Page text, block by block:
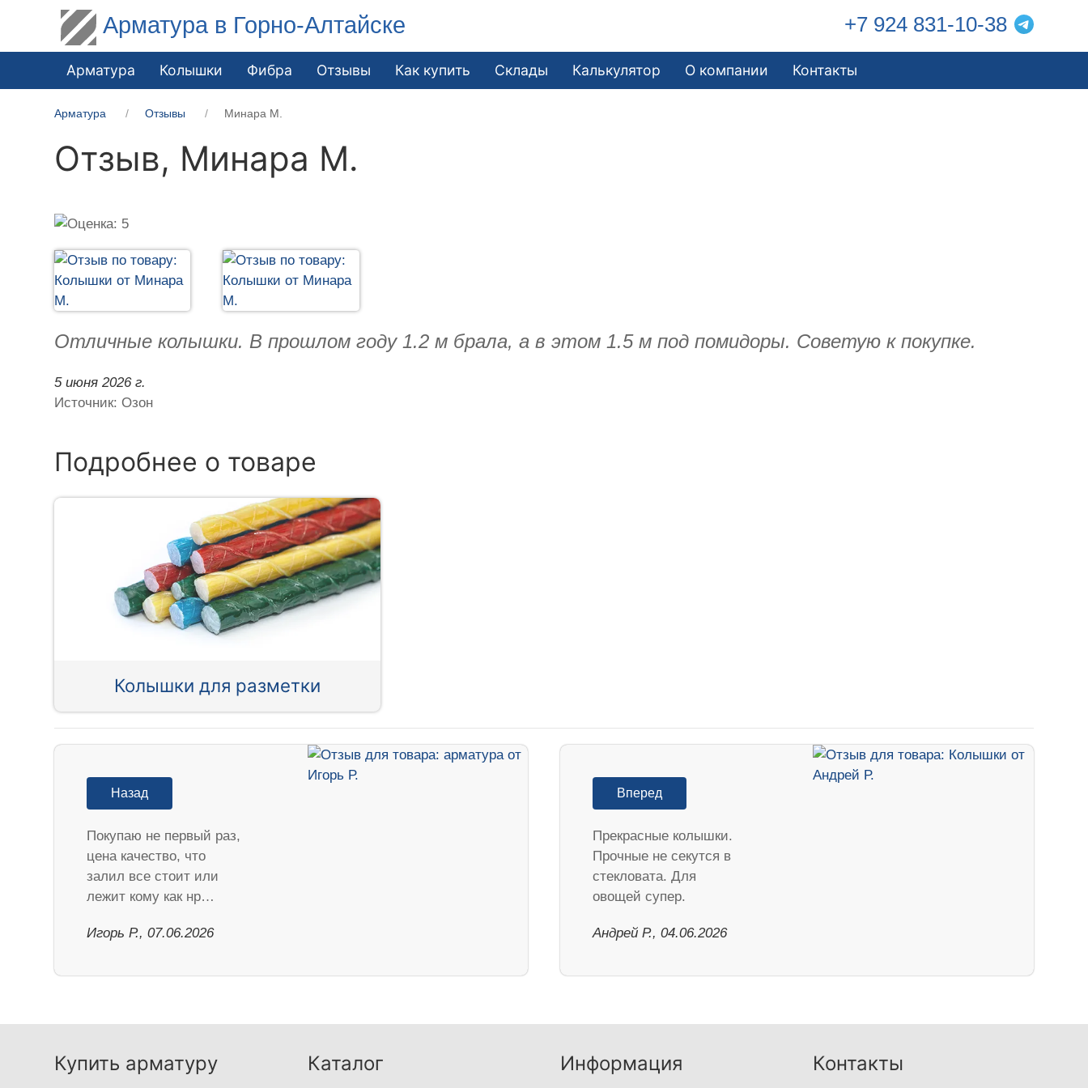
Арматура в Горно-Алтайске +7 924 831-10-38
Арматура Колышки Фибра Отзывы Как купить Склады Калькулятор О компании Контакты
Арматура Отзывы Минара М.
Отзыв, Минара М.
Отличные колышки. В прошлом году 1.2 м брала, а в этом 1.5 м под помидоры. Советую к покупке.
5 июня 2026 г.
Источник: Озон
Подробнее о товаре
Колышки для разметки
Назад
Покупаю не первый раз,
цена качество, что
залил все стоит или
лежит кому как нр…
Игорь Р., 07.06.2026
Вперед
Прекрасные колышки.
Прочные не секутся в
стекловата. Для
овощей супер.
Андрей Р., 04.06.2026
Купить арматуру Каталог Информация Контакты